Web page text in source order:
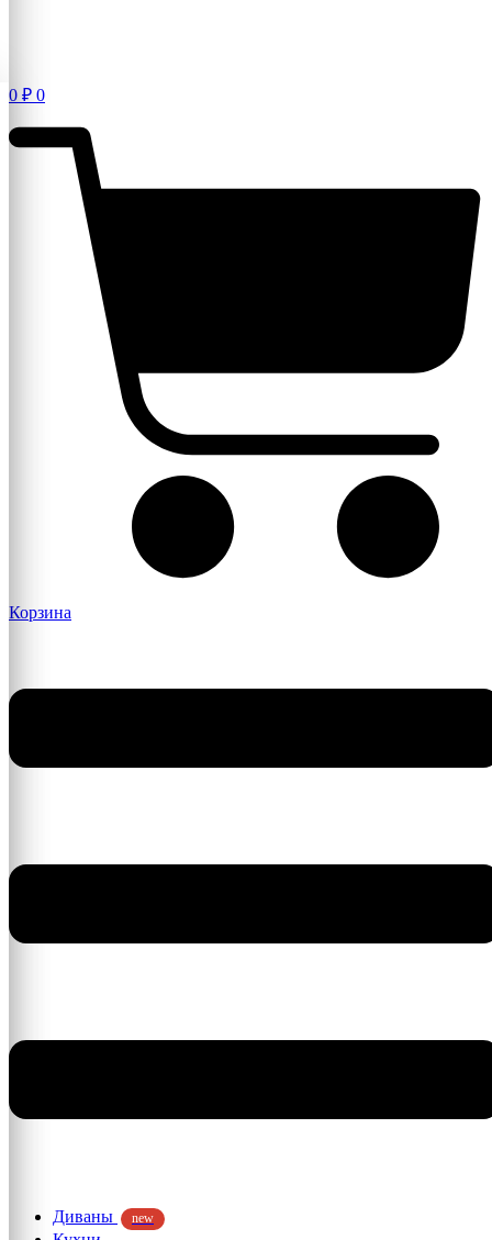
0 ₽ 0
Корзина
Диваны new